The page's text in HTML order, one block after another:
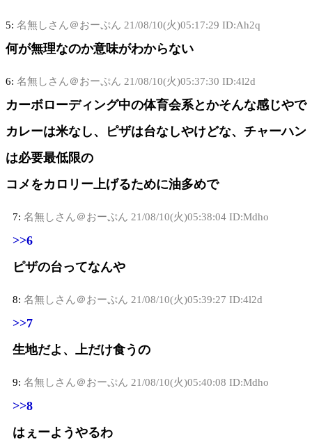
5: 名無しさん＠おーぷん 21/08/10(火)05:17:29 ID:Ah2q
何が無理なのか意味がわからない
6: 名無しさん＠おーぷん 21/08/10(火)05:37:30 ID:4l2d
カーボローディング中の体育会系とかそんな感じやで
カレーは米なし、ピザは台なしやけどな、チャーハン
は必要最低限の
コメをカロリー上げるために油多めで
7: 名無しさん＠おーぷん 21/08/10(火)05:38:04 ID:Mdho
>>6
ピザの台ってなんや
8: 名無しさん＠おーぷん 21/08/10(火)05:39:27 ID:4l2d
>>7
生地だよ、上だけ食うの
9: 名無しさん＠おーぷん 21/08/10(火)05:40:08 ID:Mdho
>>8
はぇーようやるわ